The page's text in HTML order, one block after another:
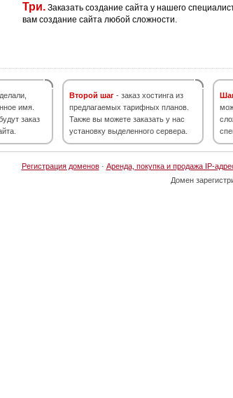
Три. Заказать создание сайта у нашего
вам создание сайта любой сложности.
имя.
заказ
Второй шаг - заказ хостинга из
предлагаемых тарифных планов.
Также вы можете заказать у нас
установку выделенного сервера.
Регистрация доменов· Аренда, покупка и продажа IP-
Домен